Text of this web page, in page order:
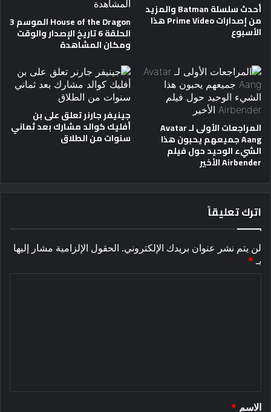
أحدث سلسلة Batman والمزيد
من إصدارات Prime Video هذا
الأسبوع
House of the Dragon الموسم 3
الحلقة 6 تاريخ الإصدار والوقت
ومكان المشاهدة
المراجعات الأولى لـ Avatar
Aang جميعهم يحبون هذا
الشيء الوحيد حول فيلم
Airbender الأخير
جينيفر جارنر تعلق على بن
أفليك كوالد مشارك بعد ثماني
سنوات من الطلاق
اترك تعليقاً
لن يتم نشر عنوان بريدك الإلكتروني. الحقول الإلزامية مشار إليها
بـ*
الاسم *